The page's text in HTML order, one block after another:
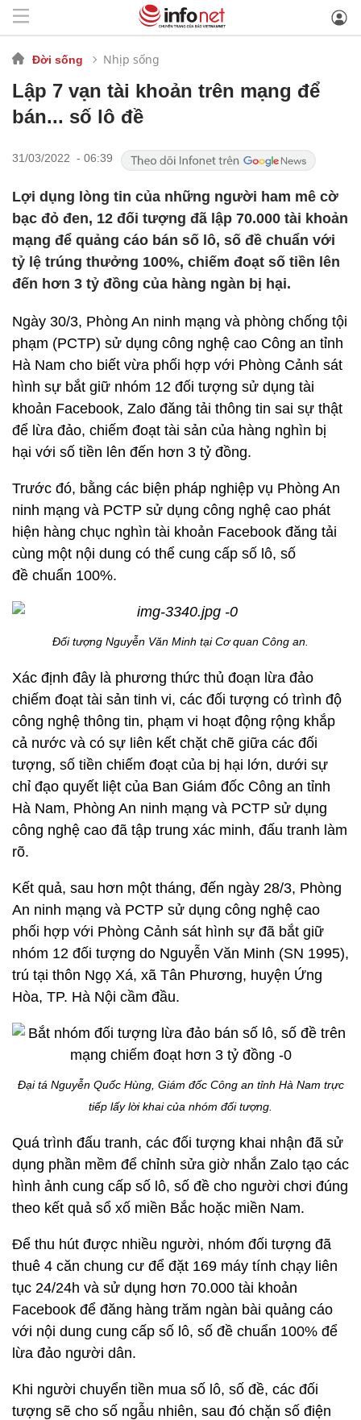
Đời sống Nhịp sống
Lập 7 vạn tài khoản trên mạng để
bán... số lô đề
31/03/2022 - 06:39
Lợi dụng lòng tin của những người ham mê cờ
bạc đỏ đen, 12 đối tượng đã lập 70.000 tài khoản
mạng để quảng cáo bán số lô, số đề chuẩn với
tỷ lệ trúng thưởng 100%, chiếm đoạt số tiền lên
đến hơn 3 tỷ đồng của hàng ngàn bị hại.
Ngày 30/3, Phòng An ninh mạng và phòng chống tội
phạm (PCTP) sử dụng công nghệ cao Công an tỉnh
Hà Nam cho biết vừa phối hợp với Phòng Cảnh sát
hình sự bắt giữ nhóm 12 đối tượng sử dụng tài
khoản Facebook, Zalo đăng tải thông tin sai sự thật
để lừa đảo, chiếm đoạt tài sản của hàng nghìn bị
hại với số tiền lên đến hơn 3 tỷ đồng.
Trước đó, bằng các biện pháp nghiệp vụ Phòng An
ninh mạng và PCTP sử dụng công nghệ cao phát
hiện hàng chục nghìn tài khoản Facebook đăng tải
cùng một nội dung có thể cung cấp số lô, số
đề chuẩn 100%.
Đối tượng Nguyễn Văn Minh tại Cơ quan Công an.
Xác định đây là phương thức thủ đoạn lừa đảo
chiếm đoạt tài sản tinh vi, các đối tượng có trình độ
công nghệ thông tin, phạm vi hoạt động rộng khắp
cả nước và có sự liên kết chặt chẽ giữa các đối
tượng, số tiền chiếm đoạt của bị hại lớn, dưới sự
chỉ đạo quyết liệt của Ban Giám đốc Công an tỉnh
Hà Nam, Phòng An ninh mạng và PCTP sử dụng
công nghệ cao đã tập trung xác minh, đấu tranh làm
rõ.
Kết quả, sau hơn một tháng, đến ngày 28/3, Phòng
An ninh mạng và PCTP sử dụng công nghệ cao
phối hợp với Phòng Cảnh sát hình sự đã bắt giữ
nhóm 12 đối tượng do Nguyễn Văn Minh (SN 1995),
trú tại thôn Ngọ Xá, xã Tân Phương, huyện Ứng
Hòa, TP. Hà Nội cầm đầu.
Đại tá Nguyễn Quốc Hùng, Giám đốc Công an tỉnh Hà Nam trực
tiếp lấy lời khai của nhóm đối tượng.
Quá trình đấu tranh, các đối tượng khai nhận đã sử
dụng phần mềm để chỉnh sửa giờ nhắn Zalo tạo các
hình ảnh cung cấp số lô, số đề cho người chơi đúng
theo kết quả sổ xố miền Bắc hoặc miền Nam.
Để thu hút được nhiều người, nhóm đối tượng đã
thuê 4 căn chung cư để đặt 169 máy tính chạy liên
tục 24/24h và sử dụng hơn 70.000 tài khoản
Facebook để đăng hàng trăm ngàn bài quảng cáo
với nội dung cung cấp số lô, số đề chuẩn 100% để
lừa đảo người dân.
Khi người chuyển tiền mua số lô, số đề, các đối
tượng sẽ cho số ngẫu nhiên, sau đó chặn số điện